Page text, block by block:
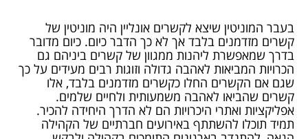
בעבר המוניטין שיצא לקשרים אונליין היה מוניטין של
קשרים מזדמנים בלבד אך לא כך הדבר כיום. כיום מדובר
בדרך שמאפשרת ליהנות ממגוון של קשרים ביניהם גם
הכרויות המביאות לאהבה גדולה וזוגות רבים מעידים על כך
שגם אם הקשרים החלו כקשרים מזדמנים בלבד, אלו
קשרים שהביאו לאהבה משמעותית ולחיים שלמים.
אפליקציות ואתרי היכרויות הם לא הדרך היחידה להכיר.
תמיד תוכלו להשתתף באירועים חברתיים של הקהילה